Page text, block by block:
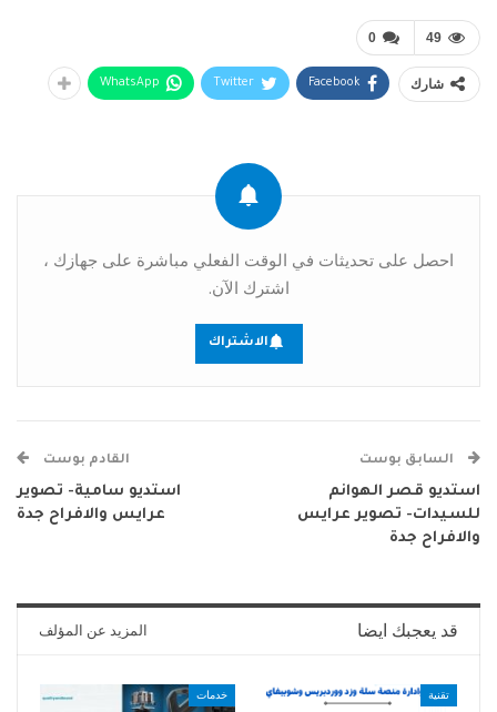
0 49
شارك Facebook
Twitter
WhatsApp
احصل على تحديثات في الوقت الفعلي مباشرة على جهازك ،
اشترك الآن.
الاشتراك
السابق بوست
استديو قصر الهوانم
للسيدات- تصوير عرايس
والافراح جدة
القادم بوست
استديو سامية- تصوير
عرايس والافراح جدة
قد يعجبك ايضا المزيد عن المؤلف
تقنية خدمات